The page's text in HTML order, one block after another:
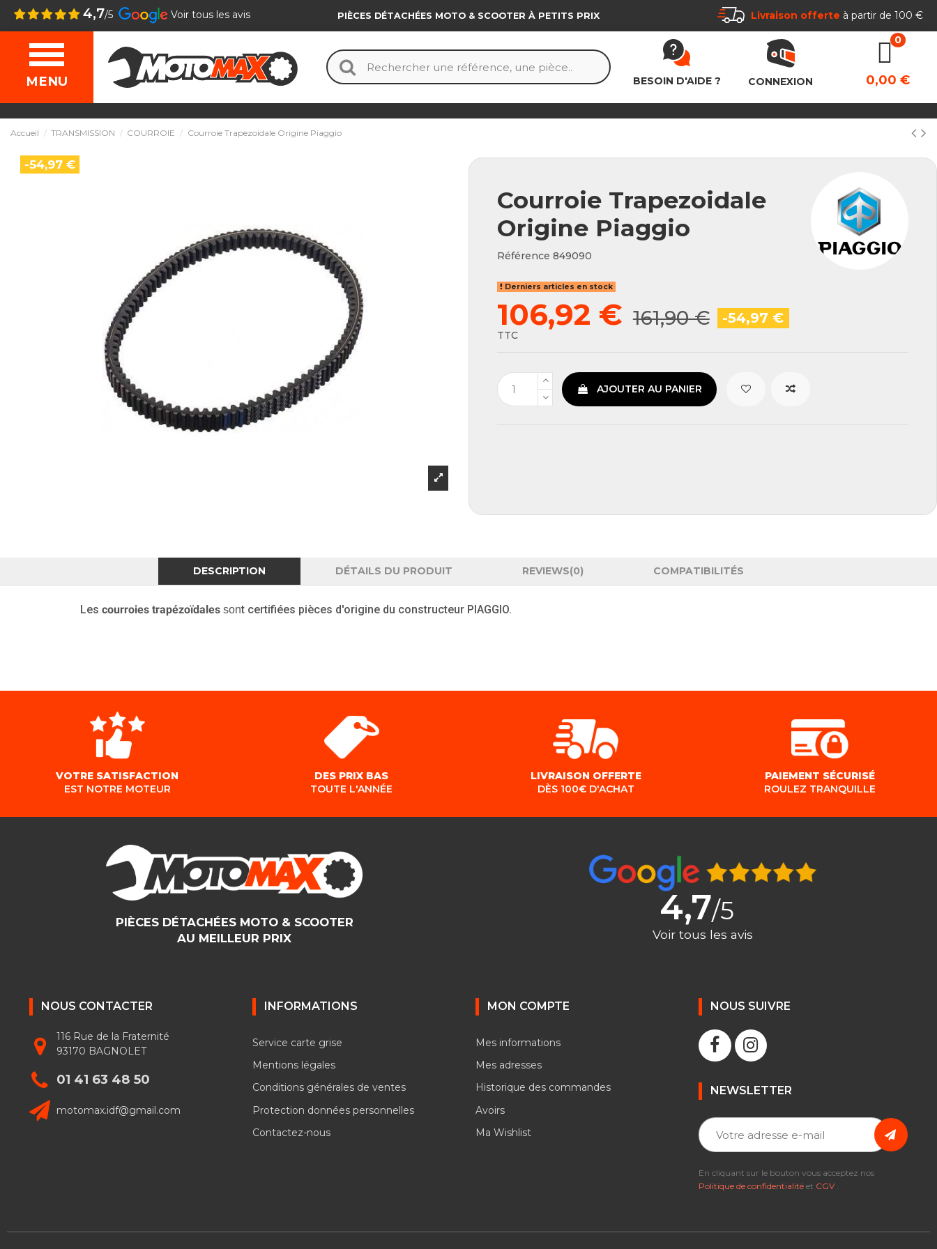
4,7/5 Voir tous les avis PIÈCES DÉTACHÉES MOTO & SCOOTER À PETITS PRIX Livraison offerte à partir de 100 €
MENU BESOIN D'AIDE ? CONNEXION 0,00 €
Accueil TRANSMISSION COURROIE Courroie Trapezoidale Origine Piaggio
-54,97 €
Courroie Trapezoidale
Origine Piaggio
Référence 849090
Derniers articles en stock
106,92 € 161,90 € -54,97 €
TTC
AJOUTER AU PANIER
DESCRIPTION DÉTAILS DU PRODUIT REVIEWS(0) COMPATIBILITÉS
Les courroies trapézoïdales sont certifiées pièces d'origine du constructeur PIAGGIO.
VOTRE SATISFACTION
EST NOTRE MOTEUR
DES PRIX BAS
TOUTE L'ANNÉE
LIVRAISON OFFERTE
DÈS 100€ D'ACHAT
PAIEMENT SÉCURISÉ
ROULEZ TRANQUILLE
PIÈCES DÉTACHÉES MOTO & SCOOTER
AU MEILLEUR PRIX
4,7/5
Voir tous les avis
NOUS CONTACTER
116 Rue de la Fraternité
93170 BAGNOLET
01 41 63 48 50
motomax.idf@gmail.com
INFORMATIONS
Service carte grise
Mentions légales
Conditions générales de ventes
Protection données personnelles
Contactez-nous
MON COMPTE
Mes informations
Mes adresses
Historique des commandes
Avoirs
Ma Wishlist
NOUS SUIVRE
NEWSLETTER
En cliquant sur le bouton vous acceptez nos
Politique de confidentialité et CGV .